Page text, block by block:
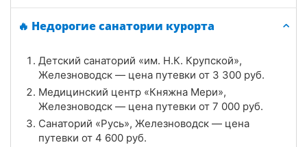
Санаторий «Дубовая Роща», Железноводск
Цена в сутки 12 000 руб.
Рейтинг 4.2
Отзывы 10 отзывов
Санаторий «30 лет Победы», Железноводск
🔥 Недорогие санатории курорта
Детский санаторий «им. Н.К. Крупской»,
Железноводск — цена путевки от 3 300 руб.
Медицинский центр «Княжна Мери»,
Железноводск — цена путевки от 7 000 руб.
Санаторий «Русь», Железноводск — цена
путевки от 4 600 руб.